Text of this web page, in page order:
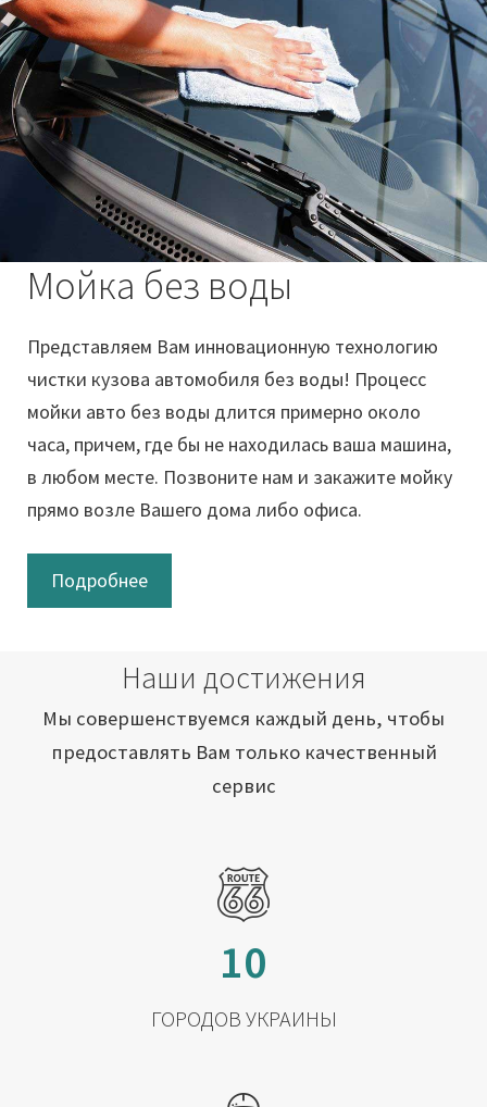
Мойка без воды
Представляем Вам инновационную технологию
чистки кузова автомобиля без воды! Процесс
мойки авто без воды длится примерно около
часа, причем, где бы не находилась ваша машина,
в любом месте. Позвоните нам и закажите мойку
прямо возле Вашего дома либо офиса.
Подробнее
Наши достижения
Мы совершенствуемся каждый день, чтобы
предоставлять Вам только качественный
сервис
10
ГОРОДОВ УКРАИНЫ